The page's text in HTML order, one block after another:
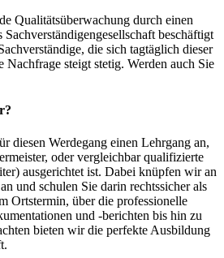
Qualitätsüberwachung durch einen
beschäftigt
die sich tagtäglich dieser
steigt stetig. Werden auch Sie
diesen Werdegang einen Lehrgang an,
oder vergleichbar qualifizierte
ausgerichtet ist. Dabei knüpfen wir an
und schulen Sie darin rechtssicher als
Ortstermin, über die professionelle
und -berichten bis hin zu
bieten wir die perfekte Ausbildung